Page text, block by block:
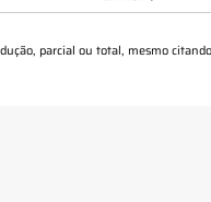
parcial ou total, mesmo